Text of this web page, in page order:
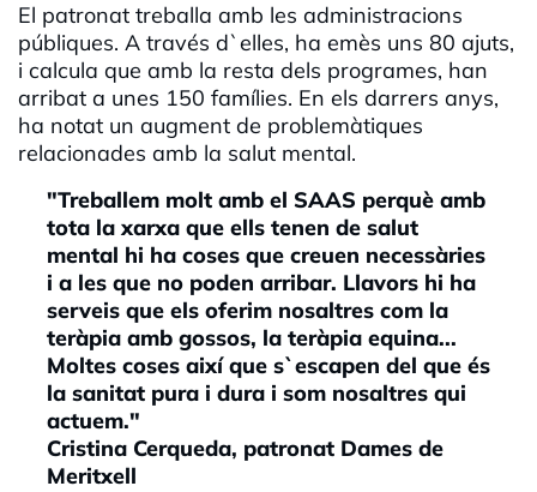
El patronat treballa amb les administracions
públiques. A través d`elles, ha emès uns 80 ajuts,
i calcula que amb la resta dels programes, han
arribat a unes 150 famílies. En els darrers anys,
ha notat un augment de problemàtiques
relacionades amb la salut mental.
"Treballem molt amb el SAAS perquè amb
tota la xarxa que ells tenen de salut
mental hi ha coses que creuen necessàries
i a les que no poden arribar. Llavors hi ha
serveis que els oferim nosaltres com la
teràpia amb gossos, la teràpia equina...
Moltes coses així que s`escapen del que és
la sanitat pura i dura i som nosaltres qui
actuem."
Cristina Cerqueda, patronat Dames de
Meritxell